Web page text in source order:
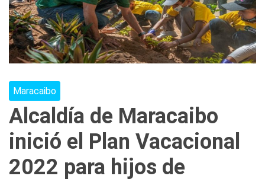
Maracaibo
Alcaldía de Maracaibo
inició el Plan Vacacional
2022 para hijos de